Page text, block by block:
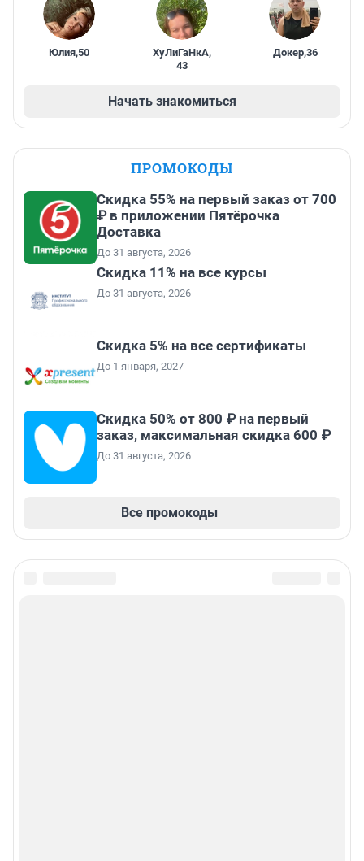
Юлия,50 ХуЛиГаНкА,
43
Докер,36
Начать знакомиться
ПРОМОКОДЫ
Скидка 55% на первый заказ от 700
₽ в приложении Пятёрочка
Доставка
До 31 августа, 2026
Скидка 11% на все курсы
До 31 августа, 2026
Скидка 5% на все сертификаты
До 1 января, 2027
Скидка 50% от 800 ₽ на первый
заказ, максимальная скидка 600 ₽
До 31 августа, 2026
Все промокоды